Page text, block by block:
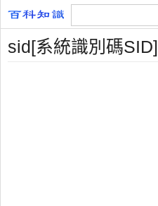
sid[系統識別碼SID]